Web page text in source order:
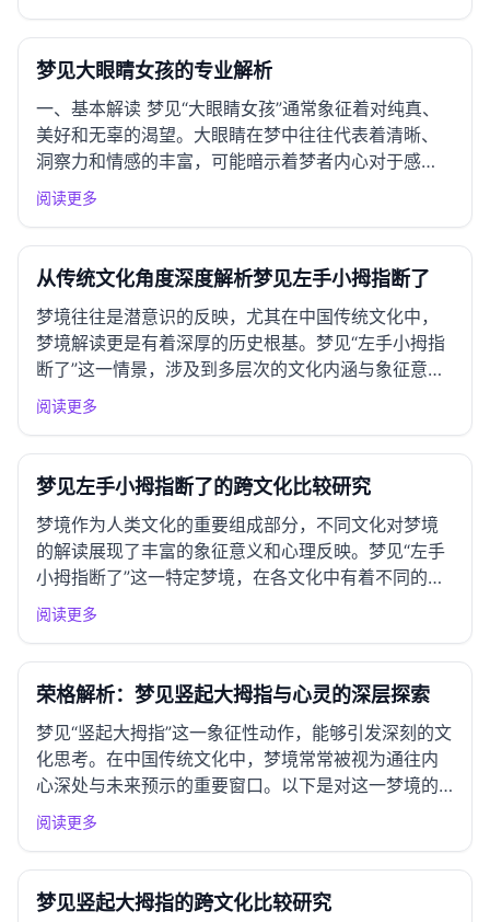
通常偏向吉祥。它可能预示着即将迎来好运、事业上
有所突破，或是与他...
梦见大眼睛女孩的专业解析
一、基本解读 梦见“大眼睛女孩”通常象征着对纯真、
美好和无辜的渴望。大眼睛在梦中往往代表着清晰、
洞察力和情感的丰富，可能暗示着梦者内心对于感
情、信任和欣赏的追求。这种梦境也可能映射出梦者
需求的反应。在现代社会中，这种梦境可能与人际关
系中的期望、理想化形象...
阅读更多
从传统文化角度深度解析梦见左手小拇指断了
梦境往往是潜意识的反映，尤其在中国传统文化中，
梦境解读更是有着深厚的历史根基。梦见“左手小拇指
断了”这一情景，涉及到多层次的文化内涵与象征意
义，值得深入探讨。 一、周公解梦经典解读 基本解读
动，而小拇指代表着细微的事物和人际交往的细节。
梦见小拇指断了，通...
阅读更多
梦见左手小拇指断了的跨文化比较研究
梦境作为人类文化的重要组成部分，不同文化对梦境
的解读展现了丰富的象征意义和心理反映。梦见“左手
小拇指断了”这一特定梦境，在各文化中有着不同的理
解，以下是对其解读的系统比较分析。 一、东亚文化
动和能力，而小拇指则常被视为细微的事物与人际关
系的象征。梦见...
阅读更多
荣格解析：梦见竖起大拇指与心灵的深层探索
梦见“竖起大拇指”这一象征性动作，能够引发深刻的文
化思考。在中国传统文化中，梦境常常被视为通往内
心深处与未来预示的重要窗口。以下是对这一梦境的
全面解析。 一、周公解梦经典解读 基本解读 在《周
与成功。大拇指作为手指中最为重要的部分，代表着
评判和选择，梦中...
阅读更多
梦见竖起大拇指的跨文化比较研究